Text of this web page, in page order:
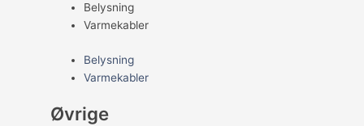
Belysning
Varmekabler
Belysning
Varmekabler
Øvrige